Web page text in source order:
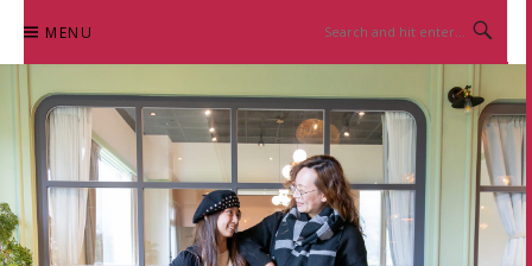
content
MENU